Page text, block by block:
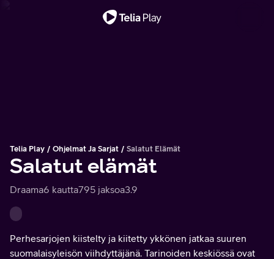
Telia Play Ohjelmat Ja Sarjat Salatut Elämät
Salatut elämät
Draama6 kautta795 jaksoa3.9
Perhesarjojen kiistelty ja kiitetty ykkönen jatkaa suuren
suomalaisyleisön viihdyttäjänä. Tarinoiden keskiössä ovat